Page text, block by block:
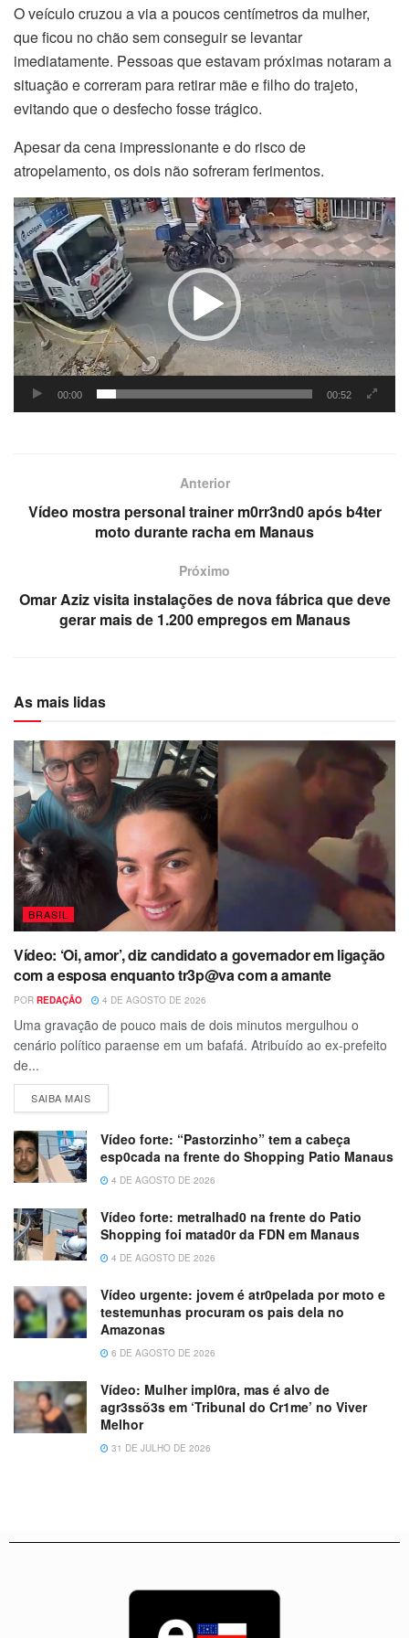
O veículo cruzou a via a poucos centímetros da mulher,
que ficou no chão sem conseguir se levantar
imediatamente. Pessoas que estavam próximas notaram a
situação e correram para retirar mãe e filho do trajeto,
evitando que o desfecho fosse trágico.
Apesar da cena impressionante e do risco de
atropelamento, os dois não sofreram ferimentos.
Tocador
de
vídeo
00:00 00:52
Anterior
Vídeo mostra personal trainer m0rr3nd0 após b4ter
moto durante racha em Manaus
Próximo
Omar Aziz visita instalações de nova fábrica que deve
gerar mais de 1.200 empregos em Manaus
As mais lidas
BRASIL
Vídeo: ‘Oi, amor’, diz candidato a governador em ligação
com a esposa enquanto tr3p@va com a amante
POR REDAÇÃO 4 DE AGOSTO DE 2026
Uma gravação de pouco mais de dois minutos mergulhou o
cenário político paraense em um bafafá. Atribuído ao ex-prefeito
de...
SAIBA MAIS
Vídeo forte: “Pastorzinho” tem a cabeça
esp0cada na frente do Shopping Patio Manaus
4 DE AGOSTO DE 2026
Vídeo forte: metralhad0 na frente do Patio
Shopping foi matad0r da FDN em Manaus
4 DE AGOSTO DE 2026
Vídeo urgente: jovem é atr0pelada por moto e
testemunhas procuram os pais dela no
Amazonas
6 DE AGOSTO DE 2026
Vídeo: Mulher impl0ra, mas é alvo de
agr3ssõ3s em ‘Tribunal do Cr1me’ no Viver
Melhor
31 DE JULHO DE 2026